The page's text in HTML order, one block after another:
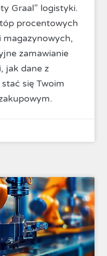
Graal” logistyki.
procentowych
magazynowych,
zamawianie
jak dane z
się Twoim